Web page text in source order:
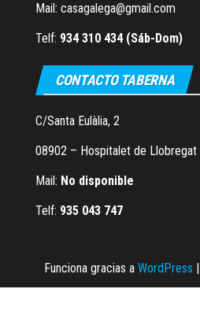
Mail: casagalega@gmail.com
Telf: 934 310 434 (Sáb-Dom)
CONTACTO TABERNA
C/Santa Eulàlia, 2
08902 – Hospitalet de Llobregat
Mail: No disponible
Telf: 935 043 747
Funciona gracias a WordPress |